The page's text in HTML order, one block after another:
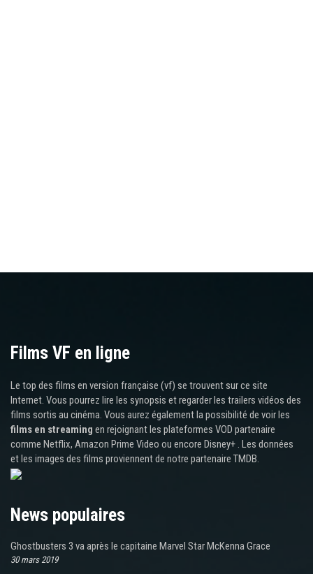
Films VF en ligne
Le top des films en version française (vf) se trouvent sur ce site
Internet. Vous pourrez lire les synopsis et regarder les trailers vidéos des
films sortis au cinéma. Vous aurez également la possibilité de voir les
films en streaming en rejoignant les plateformes VOD partenaire
comme Netflix, Amazon Prime Video ou encore Disney+ . Les données
et les images des films proviennent de notre partenaire TMDB.
News populaires
Ghostbusters 3 va après le capitaine Marvel Star McKenna Grace
30 mars 2019